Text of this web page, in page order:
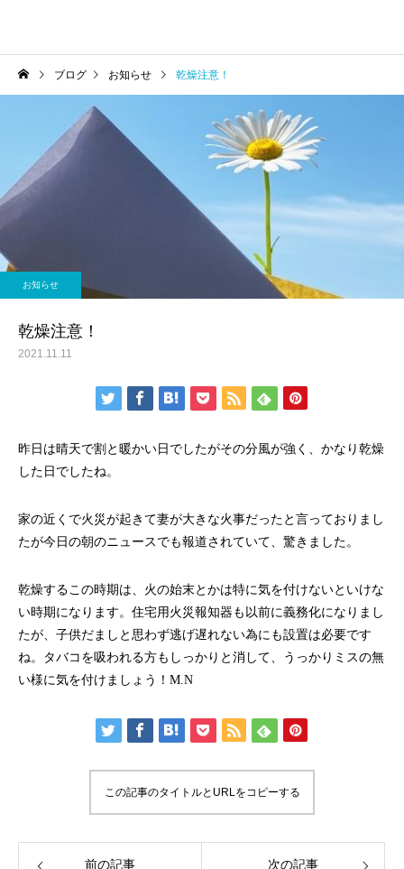
ブログ お知らせ 乾燥注意！
お知らせ
乾燥注意！
2021.11.11
昨日は晴天で割と暖かい日でしたがその分風が強く、かなり乾燥
した日でしたね。
家の近くで火災が起きて妻が大きな火事だったと言っておりまし
たが今日の朝のニュースでも報道されていて、驚きました。
乾燥するこの時期は、火の始末とかは特に気を付けないといけな
い時期になります。住宅用火災報知器も以前に義務化になりまし
たが、子供だましと思わず逃げ遅れない為にも設置は必要です
ね。タバコを吸われる方もしっかりと消して、うっかりミスの無
い様に気を付けましょう！M.N
この記事のタイトルとURLをコピーする
前の記事 次の記事